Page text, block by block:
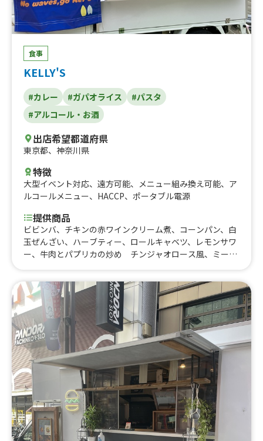
食事
KELLY'S
#カレー #ガパオライス
#パスタ
#アルコール・お酒
出店希望都道府県
東京都、 神奈川県
特徴
大型イベント対応、 遠方可能、 メニュー組み換え可能、 ア
ルコールメニュー、 HACCP、 ポータブル電源
提供商品
ビビンバ、チキンの赤ワインクリーム煮、コーンパン、白
玉ぜんざい、ハーブティー、ロールキャベツ、レモンサワ
ー、牛肉とパプリカの炒め チンジャオロース風、ミート
マロンシャンテリー・ベリーソースをかけて、〜鶏もも肉
のローズマリーソテーにレモンジュレを乗せて〜🎵、アイ
スコットンキャンディー、ポークソテー、しらすご飯&ア
ジの南蛮漬けランチ、ハンバーグ、コナビール、アイステ
ィー、アイスコーヒー、アップルジュース、レモネード・
レモンソーダ、アサイーボウル、ピタパン、ガパオ、カオ
マンガイ、ガーリックシュリンプ